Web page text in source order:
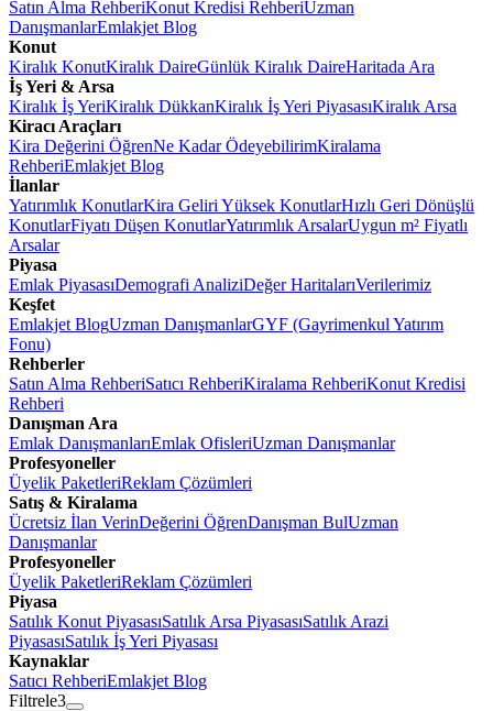
Satın Alma RehberiKonut Kredisi RehberiUzman
DanışmanlarEmlakjet Blog
Konut
Kiralık KonutKiralık DaireGünlük Kiralık DaireHaritada Ara
İş Yeri & Arsa
Kiralık İş YeriKiralık DükkanKiralık İş Yeri PiyasasıKiralık Arsa
Kiracı Araçları
Kira Değerini ÖğrenNe Kadar ÖdeyebilirimKiralama
RehberiEmlakjet Blog
İlanlar
Yatırımlık KonutlarKira Geliri Yüksek KonutlarHızlı Geri Dönüşlü
KonutlarFiyatı Düşen KonutlarYatırımlık ArsalarUygun m² Fiyatlı
Arsalar
Piyasa
Emlak PiyasasıDemografi AnaliziDeğer HaritalarıVerilerimiz
Keşfet
Emlakjet BlogUzman DanışmanlarGYF (Gayrimenkul Yatırım
Fonu)
Rehberler
Satın Alma RehberiSatıcı RehberiKiralama RehberiKonut Kredisi
Rehberi
Danışman Ara
Emlak DanışmanlarıEmlak OfisleriUzman Danışmanlar
Profesyoneller
Üyelik PaketleriReklam Çözümleri
Satış & Kiralama
Ücretsiz İlan VerinDeğerini ÖğrenDanışman BulUzman
Danışmanlar
Profesyoneller
Üyelik PaketleriReklam Çözümleri
Piyasa
Satılık Konut PiyasasıSatılık Arsa PiyasasıSatılık Arazi
PiyasasıSatılık İş Yeri Piyasası
Kaynaklar
Satıcı RehberiEmlakjet Blog
Filtrele3